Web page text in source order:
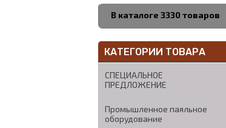
В каталоге 3330 товаров
КАТЕГОРИИ ТОВАРА
СПЕЦИАЛЬНОЕ
ПРЕДЛОЖЕНИЕ
Промышленное паяльное
оборудование